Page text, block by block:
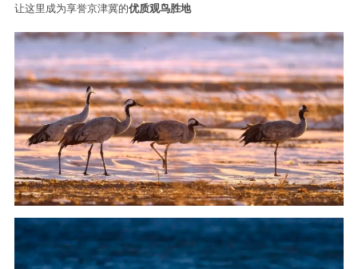
野鸭湖国家湿地公园所在区域